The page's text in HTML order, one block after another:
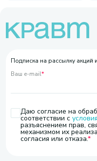
Подписка на рассылку акций
Ваш e-mail*
Даю согласие на
соответствии с
разъяснением прав,
механизмом их
согласия или отказа.